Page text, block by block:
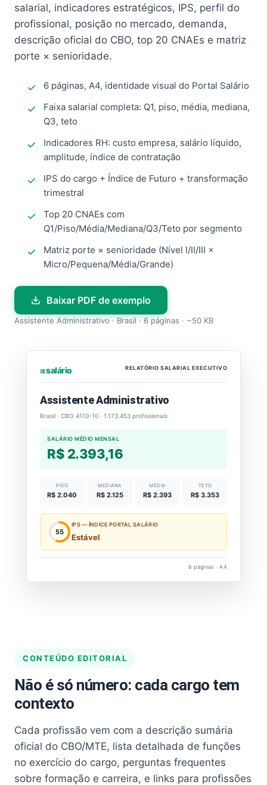
salarial, indicadores estratégicos, IPS, perfil do
profissional, posição no mercado, demanda,
descrição oficial do CBO, top 20 CNAEs e matriz
porte × senioridade.
6 páginas, A4, identidade visual do Portal Salário
Faixa salarial completa: Q1, piso, média, mediana,
Q3, teto
Indicadores RH: custo empresa, salário líquido,
amplitude, índice de contratação
IPS do cargo + Índice de Futuro + transformação
trimestral
Top 20 CNAEs com
Q1/Piso/Média/Mediana/Q3/Teto por segmento
Matriz porte × senioridade (Nível I/II/III ×
Micro/Pequena/Média/Grande)
Baixar PDF de exemplo
Assistente Administrativo · Brasil · 6 páginas · ~50 KB
⏐⏐⏐ salário RELATÓRIO SALARIAL EXECUTIVO
Assistente Administrativo
Brasil · CBO 4110-10 · 1.173.453 profissionais
SALÁRIO MÉDIO MENSAL
R$ 2.393,16
PISO
R$ 2.040
MEDIANA
R$ 2.125
MÉDIA
R$ 2.393
TETO
R$ 3.353
55
IPS — ÍNDICE PORTAL SALÁRIO
Estável
6 páginas · A4
CONTEÚDO EDITORIAL
Não é só número: cada cargo tem
contexto
Cada profissão vem com a descrição sumária
oficial do CBO/MTE, lista detalhada de funções
no exercício do cargo, perguntas frequentes
sobre formação e carreira, e links para profissões